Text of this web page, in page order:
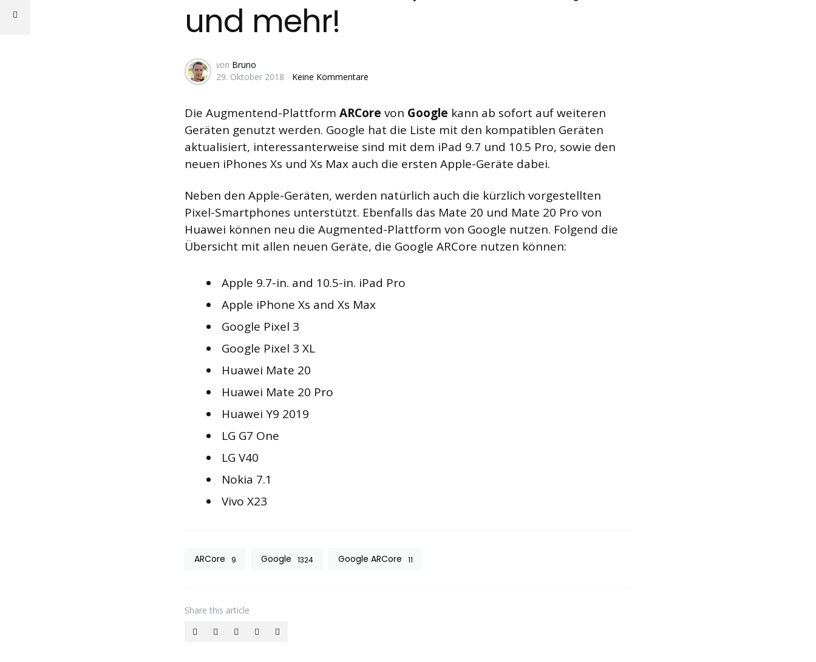
und mehr!
Geschrieben
von
von Bruno
29. Oktober 2018
Keine Kommentare
Die Augmentend-Plattform ARCore von Google kann ab sofort auf weiteren
Geräten genutzt werden. Google hat die Liste mit den kompatiblen Geräten
aktualisiert, interessanterweise sind mit dem iPad 9.7 und 10.5 Pro, sowie den
neuen iPhones Xs und Xs Max auch die ersten Apple-Geräte dabei.
Neben den Apple-Geräten, werden natürlich auch die kürzlich vorgestellten
Pixel-Smartphones unterstützt. Ebenfalls das Mate 20 und Mate 20 Pro von
Huawei können neu die Augmented-Plattform von Google nutzen. Folgend die
Übersicht mit allen neuen Geräte, die Google ARCore nutzen können:
Apple 9.7-in. and 10.5-in. iPad Pro
Apple iPhone Xs and Xs Max
Google Pixel 3
Google Pixel 3 XL
Huawei Mate 20
Huawei Mate 20 Pro
Huawei Y9 2019
LG G7 One
LG V40
Nokia 7.1
Vivo X23
ARCore 9 Google 1324 Google ARCore 11
Share this article